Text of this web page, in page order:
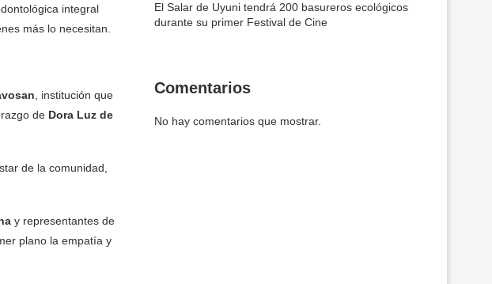
integral
más lo necesitan.
, institución que
de Dora Luz de
de la comunidad,
y representantes de
plano la empatía y
El Salar de Uyuni tendrá 200 basureros ecológicos
durante su primer Festival de Cine
Comentarios
No hay comentarios que mostrar.